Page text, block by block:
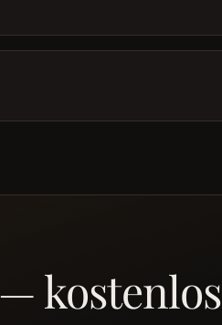
kostenlos